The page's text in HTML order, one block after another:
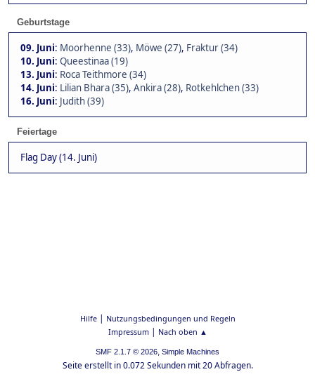
Geburtstage
09. Juni: Moorhenne (33), Möwe (27), Fraktur (34)
10. Juni: Queestinaa (19)
13. Juni: Roca Teithmore (34)
14. Juni: Lilian Bhara (35), Ankira (28), Rotkehlchen (33)
16. Juni: Judith (39)
Feiertage
Flag Day (14. Juni)
Hilfe| Nutzungsbedingungen und Regeln
Impressum| Nach oben ▲
SMF 2.1.7 © 2026, Simple Machines
Seite erstellt in 0.072 Sekunden mit 20 Abfragen.